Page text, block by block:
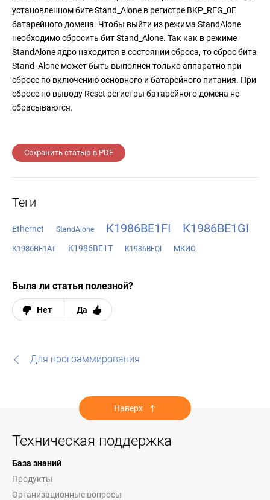
установленном бите Stand_Alone в регистре BKP_REG_0E
батарейного домена. Чтобы выйти из режима StandAlone
необходимо сбросить бит Stand_Alone. Так как в режиме
StandAlone ядро находится в состоянии сброса, то сброс бита
Stand_Alone может быть выполнен только аппаратно при
сбросе по включению основного и батарейного питания. При
сбросе по выводу Reset регистры батарейного домена не
сбрасываются.
Сохранить статью в PDF
Теги
Ethernet StandAlone К1986ВЕ1FI К1986ВЕ1GI
К1986ВЕ1АТ К1986ВЕ1Т К1986ВЕQI МКИО
Была ли статья полезной?
Нет Да
Для программирования
Наверх
Техническая поддержка
База знаний
Продукты
Организационные вопросы